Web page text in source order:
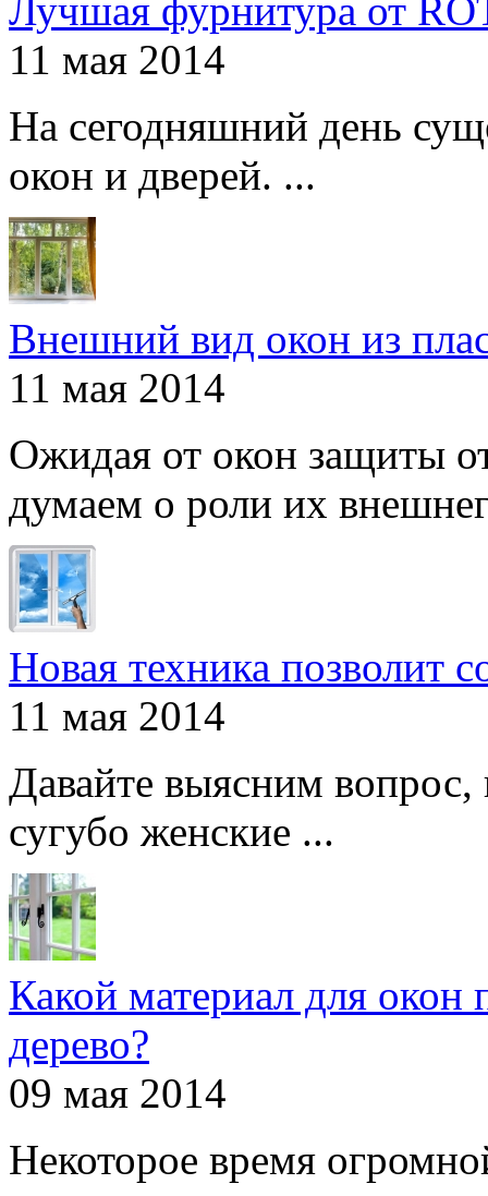
Лучшая фурнитура от
11 мая 2014
На сегодняшний день
окон и дверей. ...
Внешний вид окон из
11 мая 2014
Ожидая от окон защиты
думаем о роли их
Новая техника позволит
11 мая 2014
Давайте выясним
сугубо женские ...
Какой материал для окон
дерево?
09 мая 2014
Некоторое время